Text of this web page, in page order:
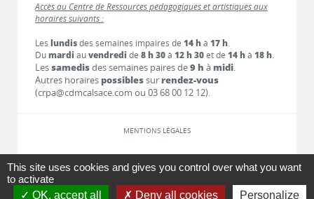
Accès au Centre de Ressources pédagogiques et artistiques aux
horaires suivants :
Les lundisdes semaines impaires de 14 hà 17 h.
Dumardi auvendredi de 8 h 30à 12 h 30et de 14 hà 18 h.
Lessamedisdes semaines paires de9 h à midi.
Autres horaires possiblessur rendez-vous
(crpa@cdmcalsace.com ou 03 68 00 12 12).
MENTIONS LÉGALES
LIENS
This site uses cookies and gives you control over what you want
to activate
OK, accept all
Deny all cookies Personalize